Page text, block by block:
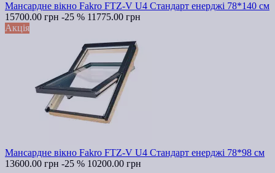
Мансардне вікно Fakro FTZ-V U4 Стандарт енерджі 78*140 см
15700.00 грн -25 % 11775.00 грн
Акція
Мансардне вікно Fakro FTZ-V U4 Стандарт енерджі 78*98 см
13600.00 грн -25 % 10200.00 грн